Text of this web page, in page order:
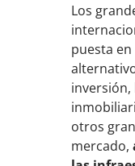
Los
puesta
inversión,
otros
mercado,